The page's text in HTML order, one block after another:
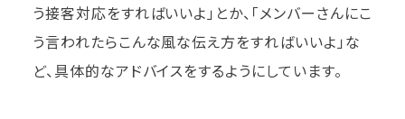
う接客対応をすればいいよ」とか、「メンバーさんにこ
う言われたらこんな風な伝え方をすればいいよ」な
ど、具体的なアドバイスをするようにしています。